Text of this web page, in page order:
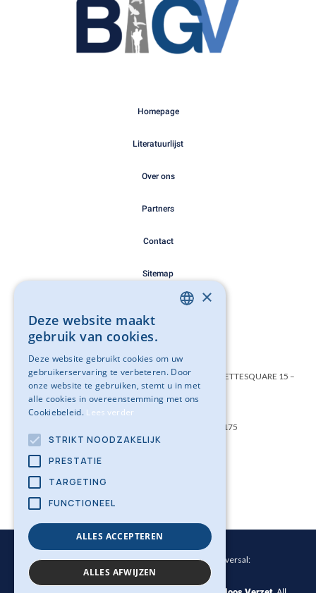
Homepage
Literatuurlijst
Over ons
Partners
Contact
Sitemap
Cookie Policy
Privacy Policy
Belgisch instituut geweldloos verzet VZW – SAINCTELETTESQUARE 15 –
1000 BRUSSEL
Ondernemingsnummer: BE0501 754 175
WordPress website laten maken door Conversal:
×
Deze website maakt
gebruik van cookies.
Deze website gebruikt cookies om uw
gebruikerservaring te verbeteren. Door
onze website te gebruiken, stemt u in met
alle cookies in overeenstemming met ons
Cookiebeleid. Lees verder
STRIKT NOODZAKELIJK
PRESTATIE
TARGETING
FUNCTIONEEL
ALLES ACCEPTEREN
ALLES AFWIJZEN